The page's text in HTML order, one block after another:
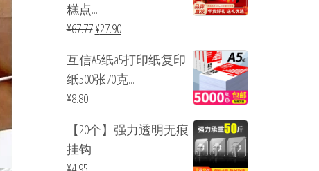
糕点...
¥67.77¥27.90
互信A5纸a5打印纸复印
纸500张70克...
¥8.80
【20个】强力透明无痕
挂钩